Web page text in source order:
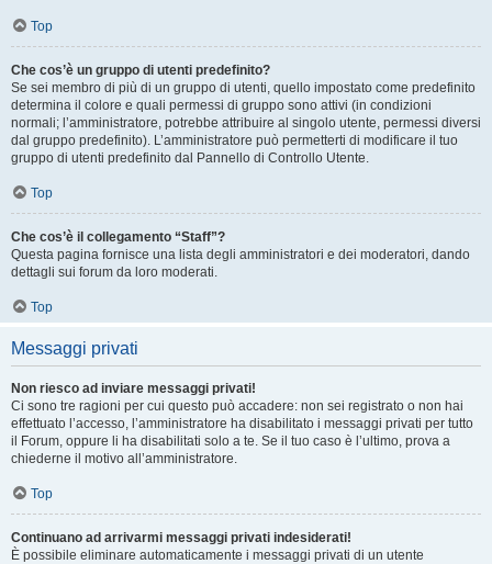
Top
Che cos’è un gruppo di utenti predefinito?
Se sei membro di più di un gruppo di utenti, quello impostato come predefinito
determina il colore e quali permessi di gruppo sono attivi (in condizioni
normali; l’amministratore, potrebbe attribuire al singolo utente, permessi diversi
dal gruppo predefinito). L’amministratore può permetterti di modificare il tuo
gruppo di utenti predefinito dal Pannello di Controllo Utente.
Top
Che cos’è il collegamento “Staff”?
Questa pagina fornisce una lista degli amministratori e dei moderatori, dando
dettagli sui forum da loro moderati.
Top
Messaggi privati
Non riesco ad inviare messaggi privati!
Ci sono tre ragioni per cui questo può accadere: non sei registrato o non hai
effettuato l’accesso, l’amministratore ha disabilitato i messaggi privati per tutto
il Forum, oppure li ha disabilitati solo a te. Se il tuo caso è l’ultimo, prova a
chiederne il motivo all’amministratore.
Top
Continuano ad arrivarmi messaggi privati indesiderati!
È possibile eliminare automaticamente i messaggi privati ​​di un utente